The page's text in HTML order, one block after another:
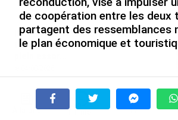
INTERVIEW. À Wallis-et-Futuna, un
tourisme authentique et durable en
Prix à la consommation en juin 2026 :
progression en Guadeloupe, recul en
À la une Tv
de coopération entre les deux
partagent des ressemblances
le plan économique et
Les maires de Capesterre Belle-Eau
Jean-Philippe Courtois et Serge
leur volonté de bâtir un partenariat